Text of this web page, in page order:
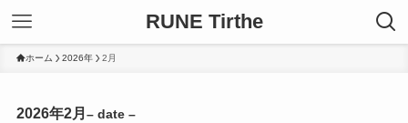
RUNE Tirthe
ホーム 2026年 2月
2026年2月 – date –